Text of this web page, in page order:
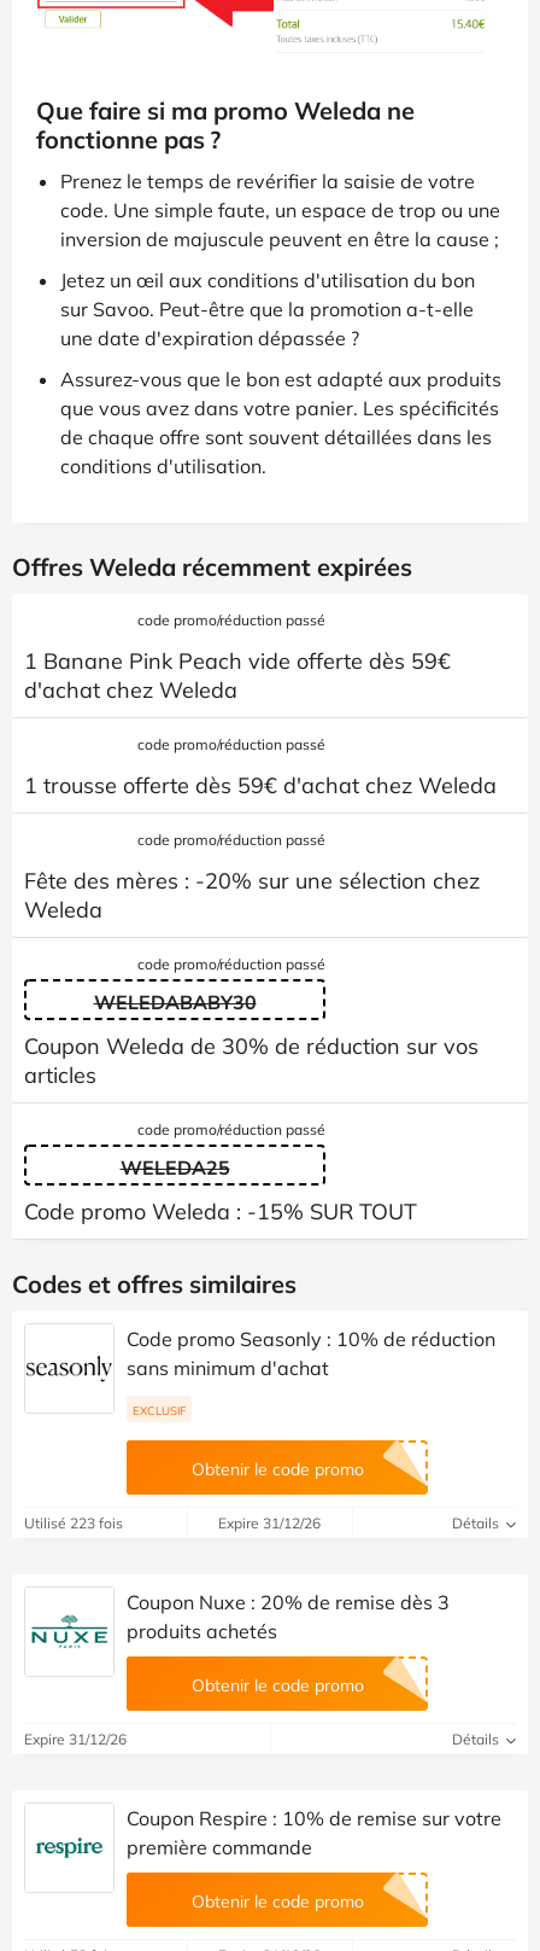
Que faire si ma promo Weleda ne
fonctionne pas ?
Prenez le temps de revérifier la saisie de votre
code. Une simple faute, un espace de trop ou une
inversion de majuscule peuvent en être la cause ;
Jetez un œil aux conditions d'utilisation du bon
sur Savoo. Peut-être que la promotion a-t-elle
une date d'expiration dépassée ?
Assurez-vous que le bon est adapté aux produits
que vous avez dans votre panier. Les spécificités
de chaque offre sont souvent détaillées dans les
conditions d'utilisation.
Offres Weleda récemment expirées
code promo/réduction passé
1 Banane Pink Peach vide offerte dès 59€
d'achat chez Weleda
code promo/réduction passé
1 trousse offerte dès 59€ d'achat chez Weleda
code promo/réduction passé
Fête des mères : -20% sur une sélection chez
Weleda
code promo/réduction passé
WELEDABABY30
Coupon Weleda de 30% de réduction sur vos
articles
code promo/réduction passé
WELEDA25
Code promo Weleda : -15% SUR TOUT
Codes et offres similaires
Code promo Seasonly : 10% de réduction
sans minimum d'achat
EXCLUSIF
Obtenir le code promo
Utilisé 223 fois Expire 31/12/26 Détails
Coupon Nuxe : 20% de remise dès 3
produits achetés
Obtenir le code promo
Expire 31/12/26 Détails
Coupon Respire : 10% de remise sur votre
première commande
Obtenir le code promo